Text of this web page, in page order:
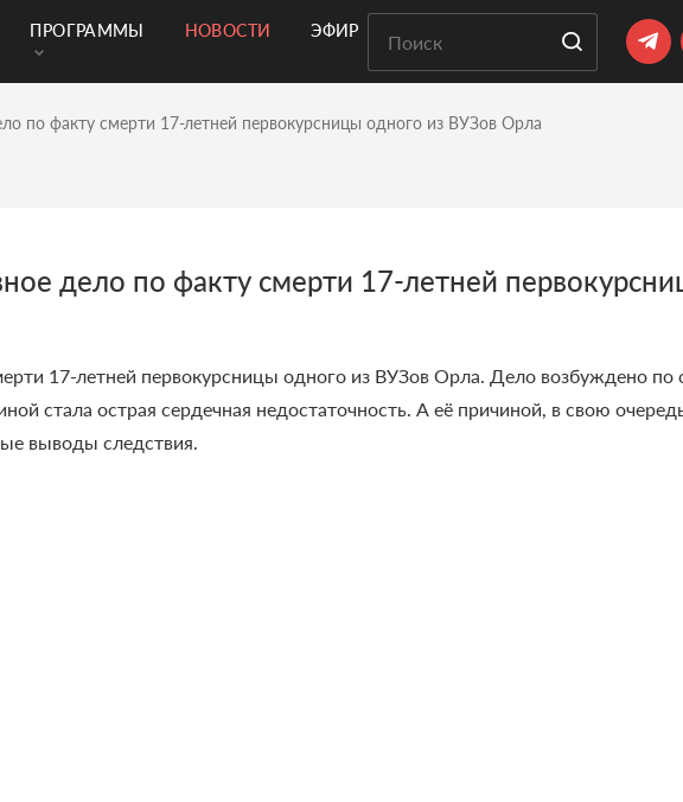
ПРОГРАММЫ НОВОСТИ ЭФИР
по факту смерти 17-летней первокурсницы одного из ВУЗов Орла
дело по факту смерти 17-летней
17-летней первокурсницы одного из ВУЗов Орла. Дело возбуждено по
стала острая сердечная недостаточность. А её причиной, в свою
выводы следствия.